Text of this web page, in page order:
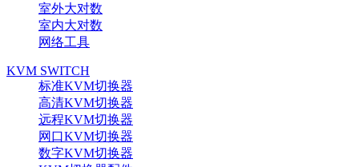
室外大对数
室内大对数
网络工具
KVM SWITCH
标准KVM切换器
高清KVM切换器
远程KVM切换器
网口KVM切换器
数字KVM切换器